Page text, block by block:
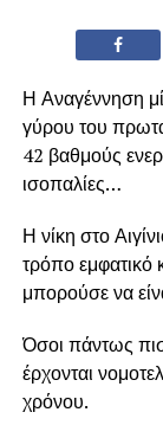
Η Αναγέννηση
γύρου του
42 βαθμούς
ισοπαλίες…
Η νίκη στο
τρόπο εμφατικό
μπορούσε να
Όσοι πάντως
έρχονται
χρόνου.